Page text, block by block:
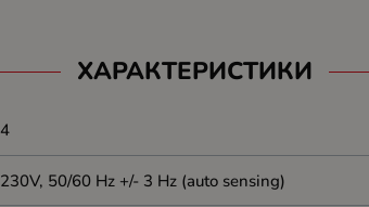
ХАРАКТЕРИСТИКИ
4
230V, 50/60 Hz +/- 3 Hz (auto sensing)